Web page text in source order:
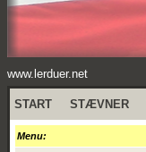
www.lerduer.net
START STÆVNER
Menu: